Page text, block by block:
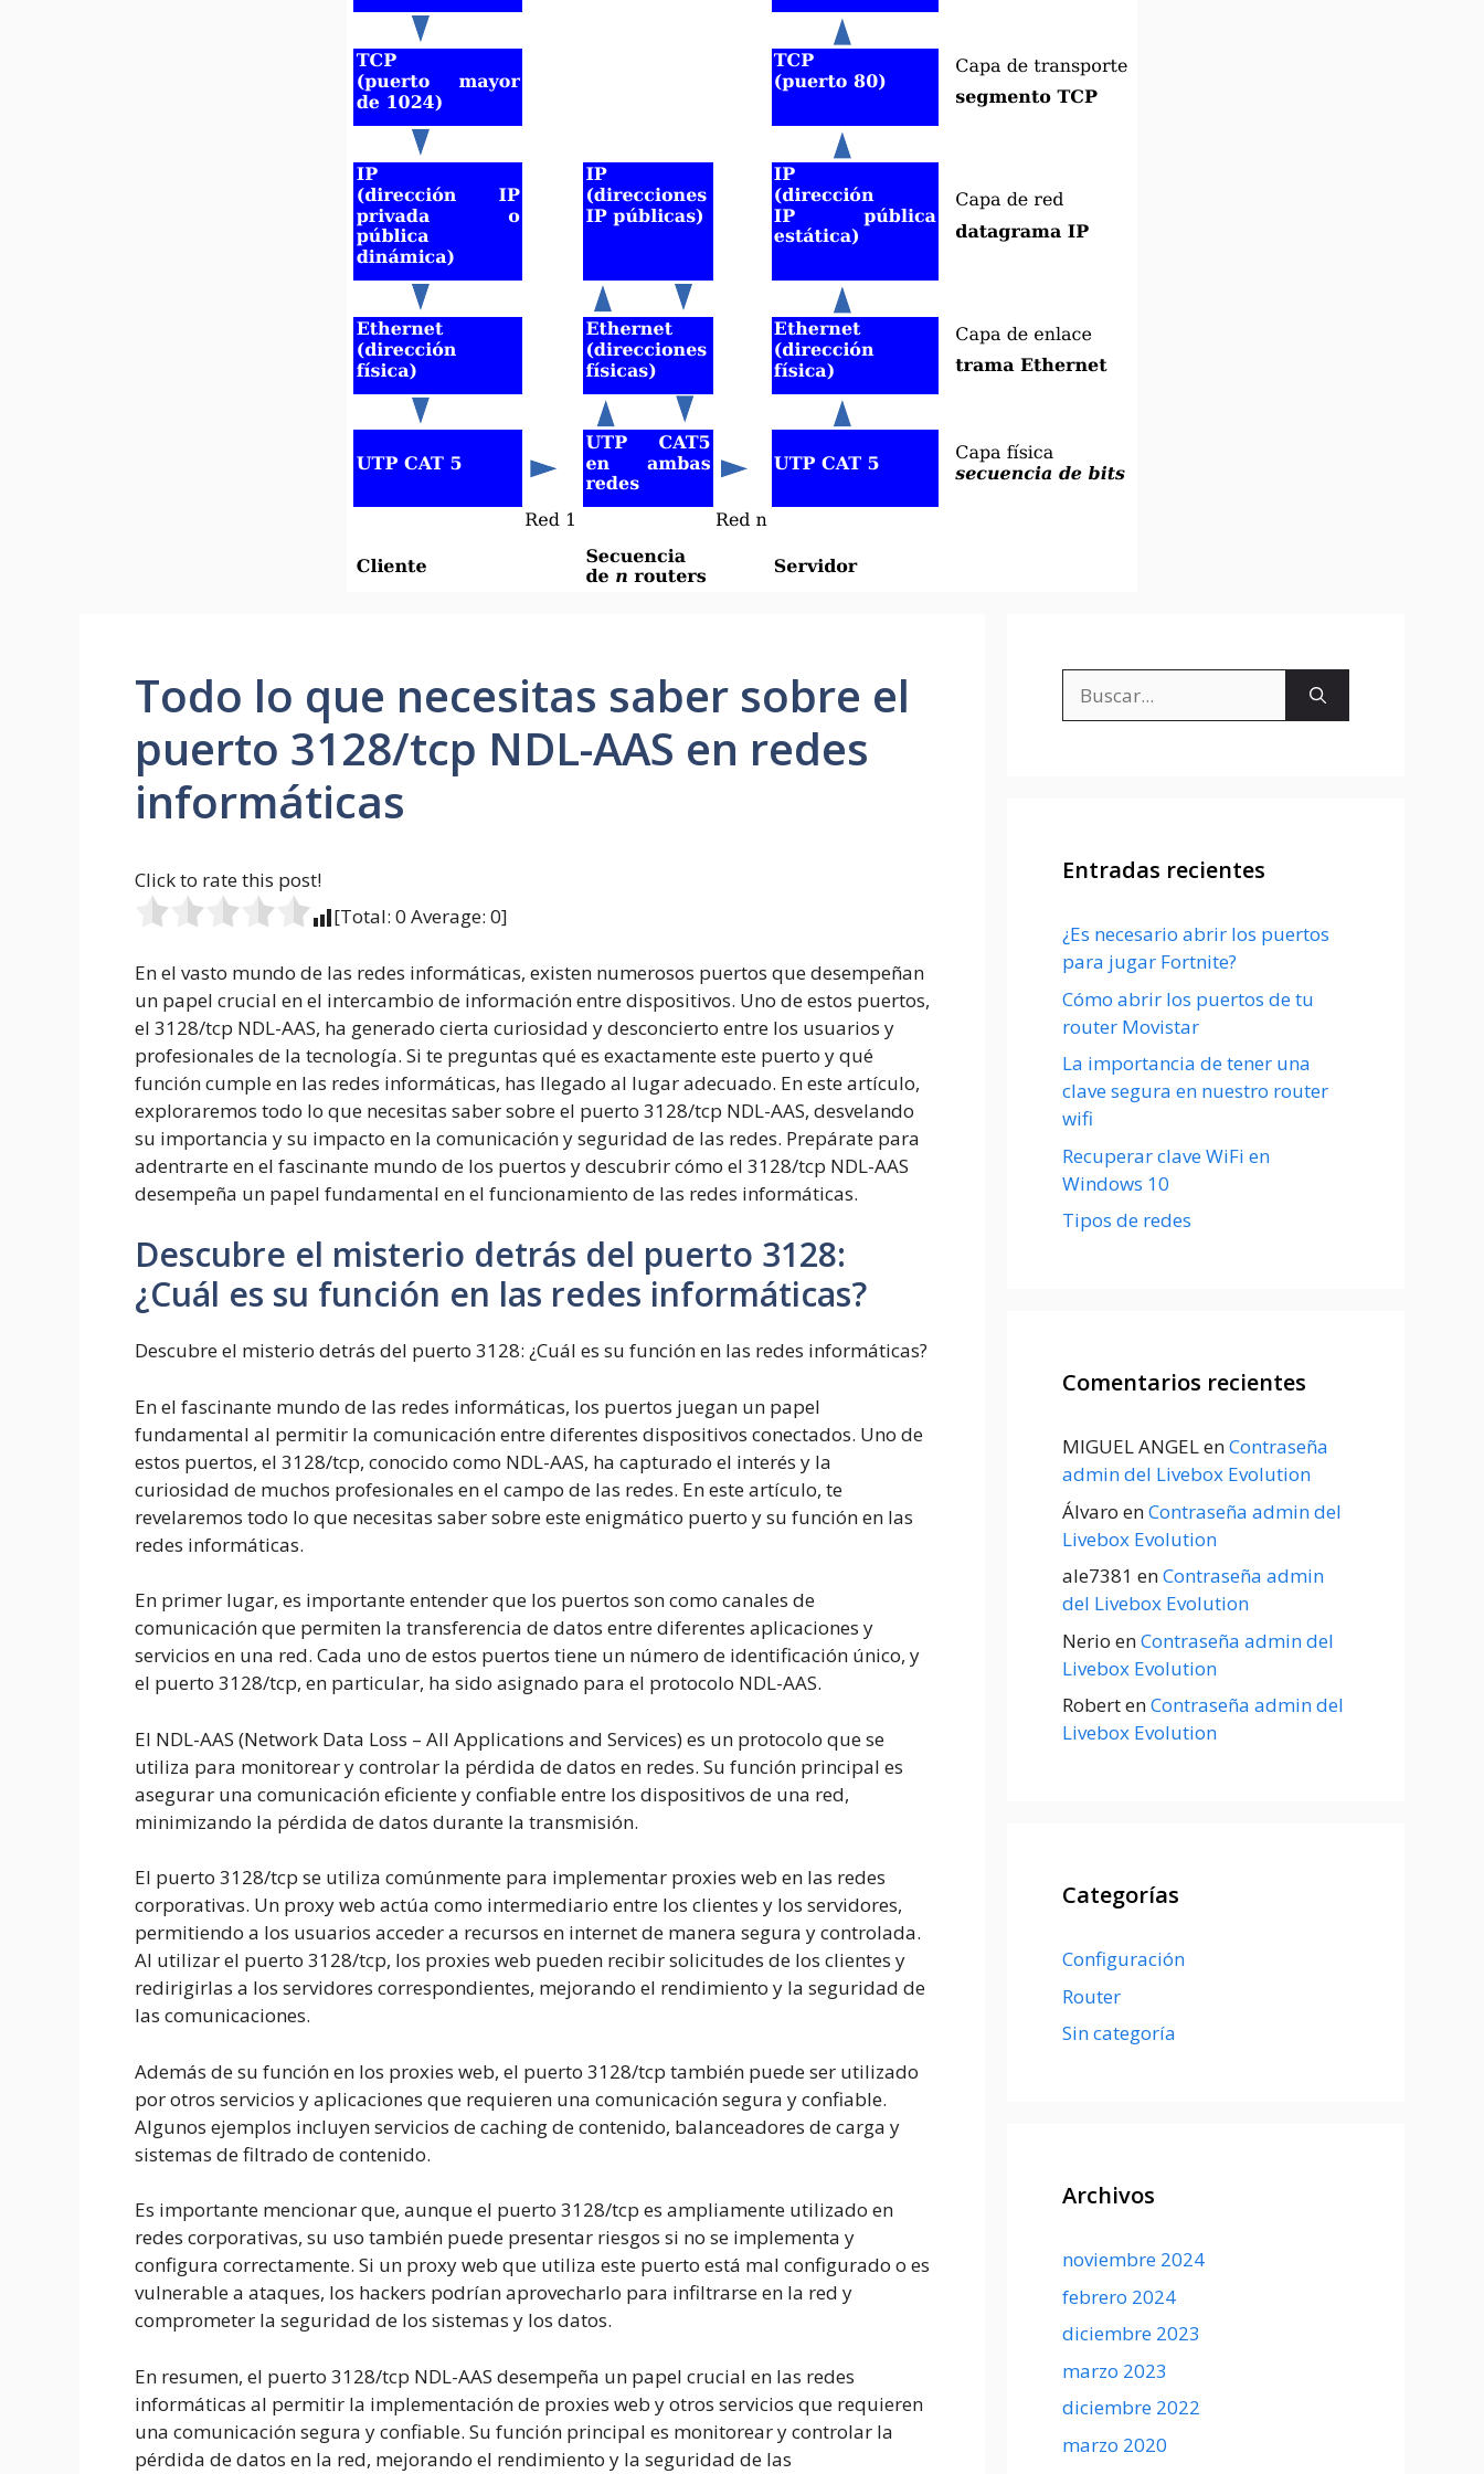
Todo lo que necesitas saber sobre el
puerto 3128/tcp NDL-AAS en redes
informáticas
Click to rate this post!
[Total: 0 Average: 0]
En el vasto mundo de las redes informáticas, existen numerosos puertos que desempeñan
un papel crucial en el intercambio de información entre dispositivos. Uno de estos puertos,
el 3128/tcp NDL-AAS, ha generado cierta curiosidad y desconcierto entre los usuarios y
profesionales de la tecnología. Si te preguntas qué es exactamente este puerto y qué
función cumple en las redes informáticas, has llegado al lugar adecuado. En este artículo,
exploraremos todo lo que necesitas saber sobre el puerto 3128/tcp NDL-AAS, desvelando
su importancia y su impacto en la comunicación y seguridad de las redes. Prepárate para
adentrarte en el fascinante mundo de los puertos y descubrir cómo el 3128/tcp NDL-AAS
desempeña un papel fundamental en el funcionamiento de las redes informáticas.
Descubre el misterio detrás del puerto 3128:
¿Cuál es su función en las redes informáticas?
Descubre el misterio detrás del puerto 3128: ¿Cuál es su función en las redes informáticas?
En el fascinante mundo de las redes informáticas, los puertos juegan un papel
fundamental al permitir la comunicación entre diferentes dispositivos conectados. Uno de
estos puertos, el 3128/tcp, conocido como NDL-AAS, ha capturado el interés y la
curiosidad de muchos profesionales en el campo de las redes. En este artículo, te
revelaremos todo lo que necesitas saber sobre este enigmático puerto y su función en las
redes informáticas.
En primer lugar, es importante entender que los puertos son como canales de
comunicación que permiten la transferencia de datos entre diferentes aplicaciones y
servicios en una red. Cada uno de estos puertos tiene un número de identificación único, y
el puerto 3128/tcp, en particular, ha sido asignado para el protocolo NDL-AAS.
El NDL-AAS (Network Data Loss – All Applications and Services) es un protocolo que se
utiliza para monitorear y controlar la pérdida de datos en redes. Su función principal es
asegurar una comunicación eficiente y confiable entre los dispositivos de una red,
minimizando la pérdida de datos durante la transmisión.
El puerto 3128/tcp se utiliza comúnmente para implementar proxies web en las redes
corporativas. Un proxy web actúa como intermediario entre los clientes y los servidores,
permitiendo a los usuarios acceder a recursos en internet de manera segura y controlada.
Al utilizar el puerto 3128/tcp, los proxies web pueden recibir solicitudes de los clientes y
redirigirlas a los servidores correspondientes, mejorando el rendimiento y la seguridad de
las comunicaciones.
Además de su función en los proxies web, el puerto 3128/tcp también puede ser utilizado
por otros servicios y aplicaciones que requieren una comunicación segura y confiable.
Algunos ejemplos incluyen servicios de caching de contenido, balanceadores de carga y
sistemas de filtrado de contenido.
Es importante mencionar que, aunque el puerto 3128/tcp es ampliamente utilizado en
redes corporativas, su uso también puede presentar riesgos si no se implementa y
configura correctamente. Si un proxy web que utiliza este puerto está mal configurado o es
vulnerable a ataques, los hackers podrían aprovecharlo para infiltrarse en la red y
comprometer la seguridad de los sistemas y los datos.
En resumen, el puerto 3128/tcp NDL-AAS desempeña un papel crucial en las redes
informáticas al permitir la implementación de proxies web y otros servicios que requieren
una comunicación segura y confiable. Su función principal es monitorear y controlar la
pérdida de datos en la red, mejorando el rendimiento y la seguridad de las
Entradas recientes
¿Es necesario abrir los puertos
para jugar Fortnite?
Cómo abrir los puertos de tu
router Movistar
La importancia de tener una
clave segura en nuestro router
wifi
Recuperar clave WiFi en
Windows 10
Tipos de redes
Comentarios recientes
MIGUEL ANGELenContraseña
admin del Livebox Evolution
Álvaro enContraseña admin del
Livebox Evolution
ale7381 enContraseña admin
del Livebox Evolution
Nerio enContraseña admin del
Livebox Evolution
RobertenContraseña admin del
Livebox Evolution
Categorías
Configuración
Router
Sin categoría
Archivos
noviembre 2024
febrero 2024
diciembre 2023
marzo 2023
diciembre 2022
marzo 2020